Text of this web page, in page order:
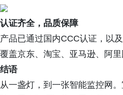
认证齐全，品质保障
产品已通过国内CCC认证，以
覆盖京东、淘宝、亚马逊、阿
结语
从一盏灯，到一张智能监控网